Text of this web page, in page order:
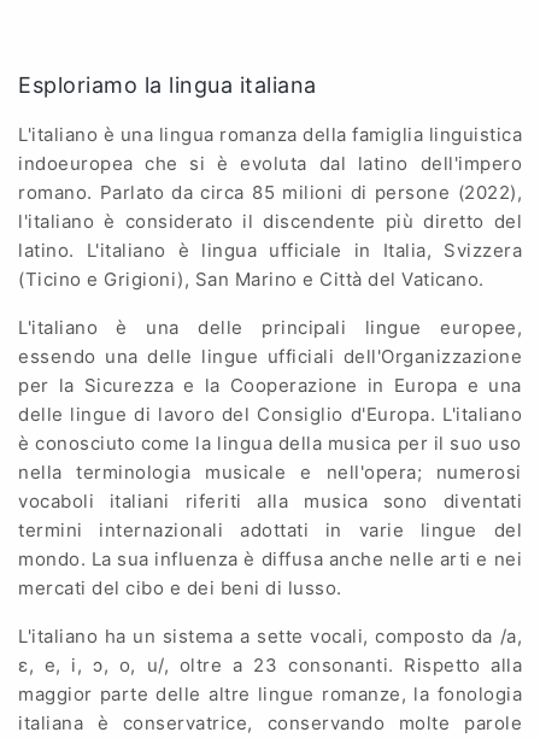
Esploriamo la lingua italiana
L'italiano è una lingua romanza della famiglia linguistica
indoeuropea che si è evoluta dal latino dell'impero
romano. Parlato da circa 85 milioni di persone (2022),
l'italiano è considerato il discendente più diretto del
latino. L'italiano è lingua ufficiale in Italia, Svizzera
(Ticino e Grigioni), San Marino e Città del Vaticano.
L'italiano è una delle principali lingue europee,
essendo una delle lingue ufficiali dell'Organizzazione
per la Sicurezza e la Cooperazione in Europa e una
delle lingue di lavoro del Consiglio d'Europa. L'italiano
è conosciuto come la lingua della musica per il suo uso
nella terminologia musicale e nell'opera; numerosi
vocaboli italiani riferiti alla musica sono diventati
termini internazionali adottati in varie lingue del
mondo. La sua influenza è diffusa anche nelle arti e nei
mercati del cibo e dei beni di lusso.
L'italiano ha un sistema a sette vocali, composto da /a,
ɛ, e, i, ɔ, o, u/, oltre a 23 consonanti. Rispetto alla
maggior parte delle altre lingue romanze, la fonologia
italiana è conservatrice, conservando molte parole